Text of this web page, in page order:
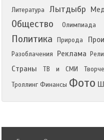
Литература Лытдыбр
Общество Олимпиада
Политика Природа
Разоблачения
Реклама
Страны
ТВ и СМИ
Троллинг Финансы Фото